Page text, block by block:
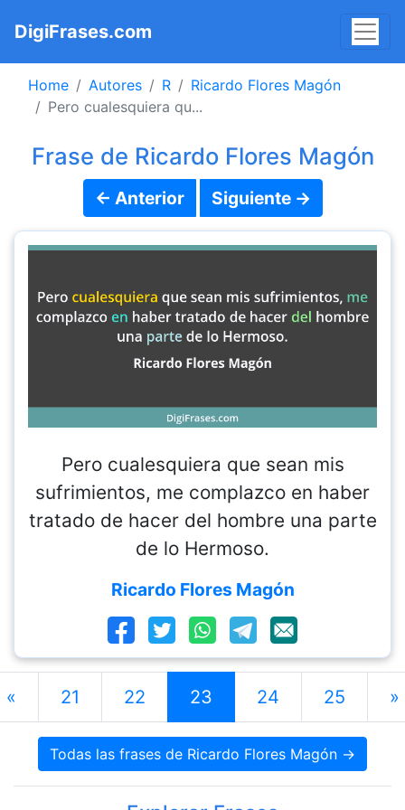
DigiFrases.com
Home Autores R
Ricardo Flores Magón
Pero cualesquiera qu...
Frase de Ricardo Flores Magón
← Anterior Siguiente →
Pero cualesquiera que sean mis
sufrimientos, me complazco en haber
tratado de hacer del hombre una parte
de lo Hermoso.
Ricardo Flores Magón
« 21 22 23 24 25 »
Todas las frases de Ricardo Flores Magón →